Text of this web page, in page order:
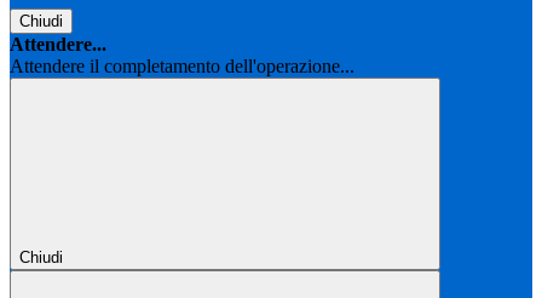
Chiudi
Attendere...
Attendere il completamento dell'operazione...
Chiudi